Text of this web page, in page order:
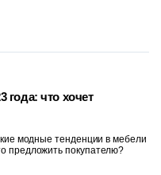
что хочет
модные тенденции в мебели
предложить покупателю?